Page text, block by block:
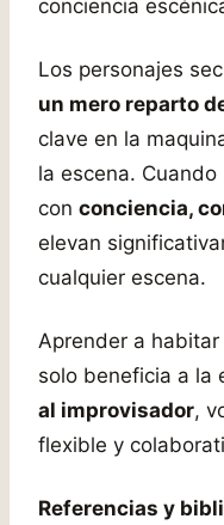
conciencia
Los personajes
un mero reparto
clave en la
la escena.
con conciencia,
elevan
cualquier escena.
Aprender a
solo beneficia a la
al improvisador,
flexible y
Referencias y